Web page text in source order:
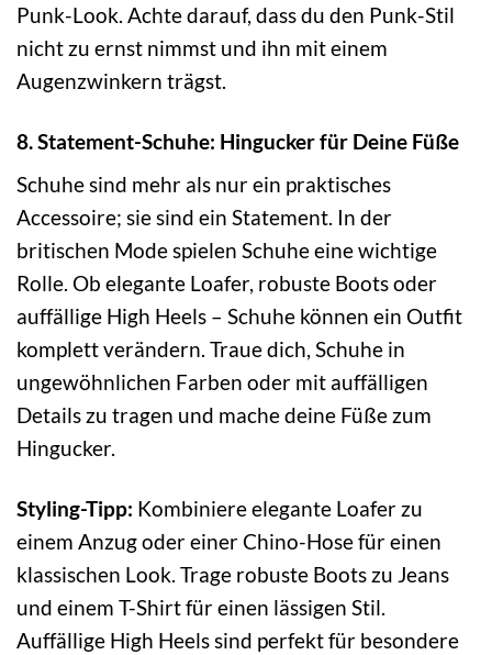
Punk-Look. Achte darauf, dass du den Punk-Stil
nicht zu ernst nimmst und ihn mit einem
Augenzwinkern trägst.
8. Statement-Schuhe: Hingucker für Deine Füße
Schuhe sind mehr als nur ein praktisches
Accessoire; sie sind ein Statement. In der
britischen Mode spielen Schuhe eine wichtige
Rolle. Ob elegante Loafer, robuste Boots oder
auffällige High Heels – Schuhe können ein Outfit
komplett verändern. Traue dich, Schuhe in
ungewöhnlichen Farben oder mit auffälligen
Details zu tragen und mache deine Füße zum
Hingucker.
Styling-Tipp: Kombiniere elegante Loafer zu
einem Anzug oder einer Chino-Hose für einen
klassischen Look. Trage robuste Boots zu Jeans
und einem T-Shirt für einen lässigen Stil.
Auffällige High Heels sind perfekt für besondere